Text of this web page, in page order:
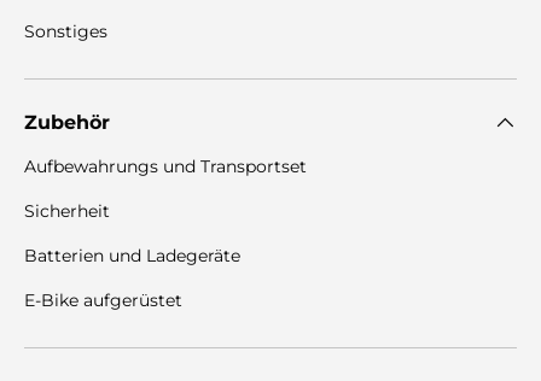
Sonstiges
Zubehör
Aufbewahrungs und Transportset
Sicherheit
Batterien und Ladegeräte
E-Bike aufgerüstet